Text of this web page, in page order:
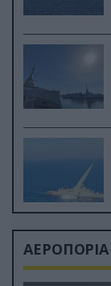
ΑΕΡΟΠΟΡΙΑ